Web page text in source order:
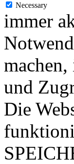
Necessary
immer
und
Die